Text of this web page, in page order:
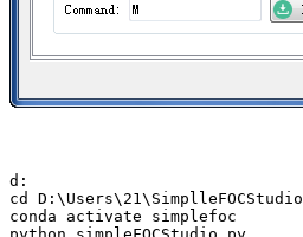
d:
cd D:\Users\21\SimplleFOCStudio
conda activate simplefoc